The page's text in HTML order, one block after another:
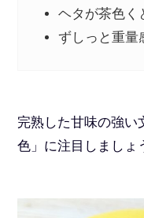
ヘタが茶色く
ずしっと重量
完熟した甘味の強い
色」に注目しましょ